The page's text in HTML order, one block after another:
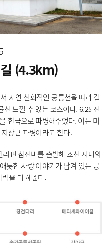
(4.3km)
자연 친화적인 공릉천을 따라 걸
느낄 수 있는 코스이다. 6.25 전
한국으로 파병해주었다. 이는 미
상군 파병이라고 한다.
핀 참전비를 출발해 조선 시대의
틋한 사랑 이야기가 담겨 있는 공
을 더 해준다.